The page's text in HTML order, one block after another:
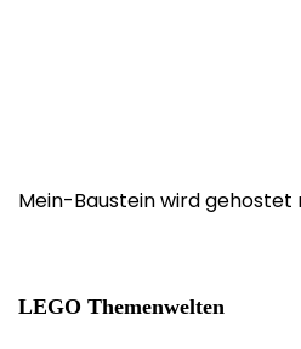
Mein-Baustein wird gehostet
LEGO Themenwelten